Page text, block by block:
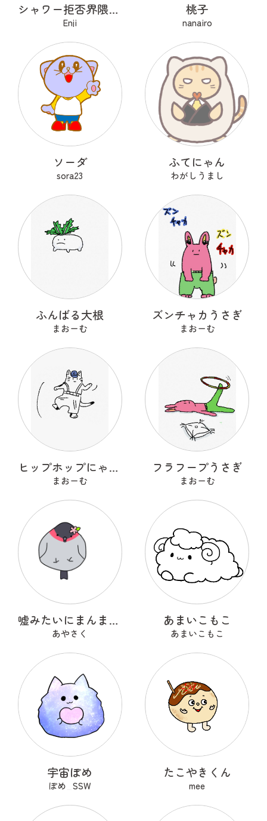
シャワー拒否界隈の子猫 ノワ
Enji
桃子
nanairo
ソーダ
sora23
ふてにゃん
わがしうまし
ふんばる大根
まおーむ
ズンチャカうさぎ
まおーむ
ヒップホップにゃんこ
まおーむ
フラフープうさぎ
まおーむ
嘘みたいにまんまるなウソ
あやさく
あまいこもこ
あまいこもこ
宇宙ぽめ
ぽめ_SSW
たこやきくん
mee